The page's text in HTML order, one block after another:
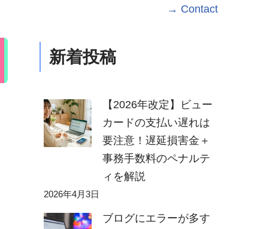
→ Contact
新着投稿
【2026年改定】ビュー
カードの支払い遅れは
要注意！遅延損害金＋
事務手数料のペナルテ
ィを解説
2026年4月3日
ブログにエラーが多す